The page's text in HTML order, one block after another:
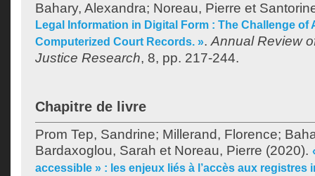
Bahary, Alexandra; Noreau, Pierre et
Legal Information in Digital Form : The Challenge of
Computerized Court Records. ». Annual Review
Justice Research, 8, pp. 217-244.
Chapitre de livre
Prom Tep, Sandrine; Millerand, Florence;
Bardaxoglou, Sarah et Noreau, Pierre (2020).
accessible » : les enjeux liés à l’accès aux registres